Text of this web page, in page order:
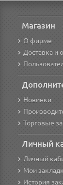
Магазин
О фирме
Доставка и
Новинки
Торговые
Личный
Личный
Мои
История